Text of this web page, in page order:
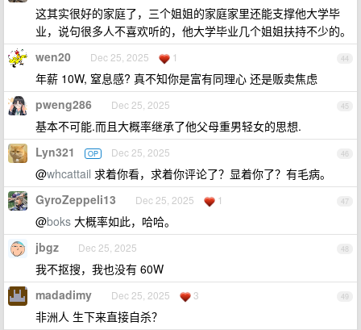
这其实很好的家庭了，三个姐姐的家庭家里还能支撑他大学毕
业，说句很多人不喜欢听的，他大学毕业几个姐姐扶持不少的。
44
wen20 Dec 25, 2025 1
年薪 10W, 窒息感? 真不知你是富有同理心 还是贩卖焦虑
45
pweng286 Dec 25, 2025
基本不可能.而且大概率继承了他父母重男轻女的思想.
46
Lyn321 OP Dec 25, 2025
@whcattail 求着你看，求着你评论了？显着你了？有毛病。
47
GyroZeppeli13 Dec 25, 2025 1
@boks 大概率如此，哈哈。
48
jbgz Dec 25, 2025
我不抠搜，我也没有 60W
49
madadimy Dec 25, 2025 3
非洲人 生下来直接自杀？